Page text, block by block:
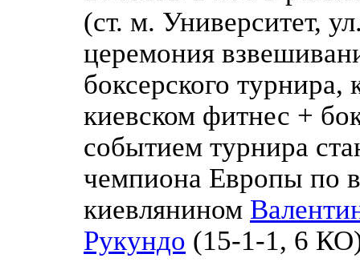
(ст. м. Университет,
церемония
боксерского
киевском фитнес +
событием турнира
чемпиона Европы по
киевлянином
Рукундо (15-1-1, 6